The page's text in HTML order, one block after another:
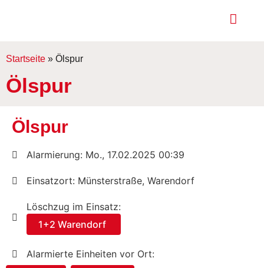
Startseite » Ölspur
Ölspur
Ölspur
Alarmierung: Mo., 17.02.2025 00:39
Einsatzort: Münsterstraße, Warendorf
Löschzug im Einsatz:
1+2 Warendorf
Alarmierte Einheiten vor Ort: